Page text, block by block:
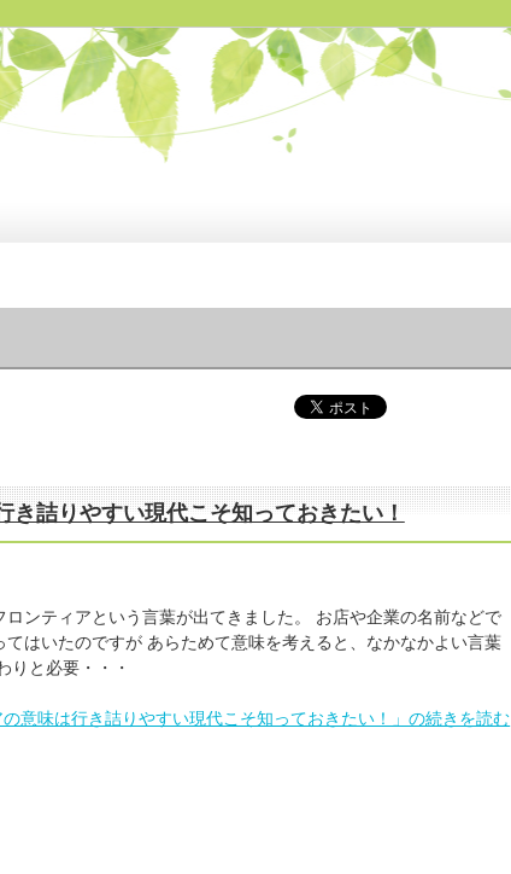
き詰りやすい現代こそ知っておきたい！
ロンティアという言葉が出てきました。 お店や企業の名前などで
てはいたのですが あらためて意味を考えると、なかなかよい言葉
りと必要・・・
の意味は行き詰りやすい現代こそ知っておきたい！」の続きを読む